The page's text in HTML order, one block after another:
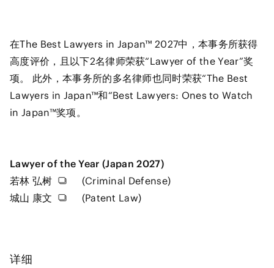
在The Best Lawyers in Japan™ 2027中，本事务所获得
高度评价，且以下2名律师荣获“Lawyer of the Year”奖
项。 此外，本事务所的多名律师也同时荣获“The Best
Lawyers in Japan™和“Best Lawyers: Ones to Watch
in Japan™奖项。
Lawyer of the Year (Japan 2027)
若林 弘树
(Criminal Defense)
城山 康文
(Patent Law)
详细